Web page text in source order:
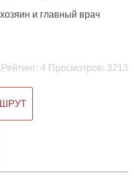
и главный врач
Рейтинг: 4 Просмотров: 3213